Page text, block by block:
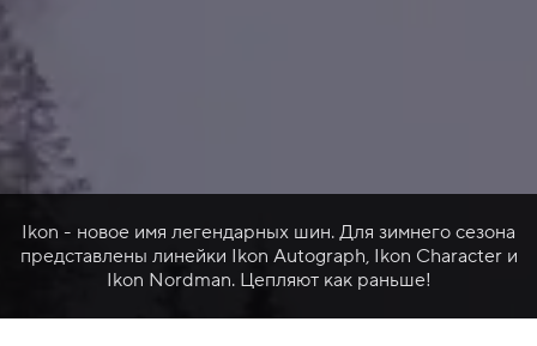
Ikon - новое имя легендарных шин. Для зимнего сезона
представлены линейки Ikon Autograph, Ikon Character и
Ikon Nordman. Цепляют как раньше!